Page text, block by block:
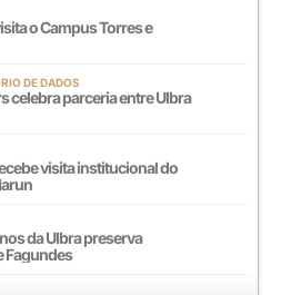
o Campus Torres e
DE DADOS
celebra parceria entre Ulbra
visita institucional do
da Ulbra preserva
Fagundes